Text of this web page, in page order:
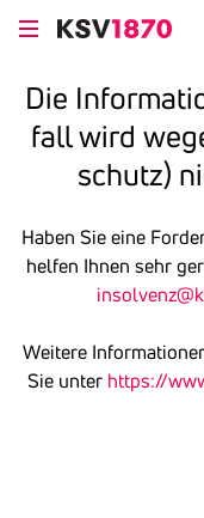
Skip
content
Die
fall wird
schutz)
Haben Sie eine
helfen Ihnen sehr
Weitere
Sie unter https://